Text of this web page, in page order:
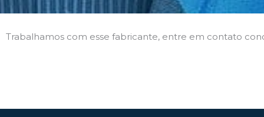
Trabalhamos com esse fabricante, entre em contato